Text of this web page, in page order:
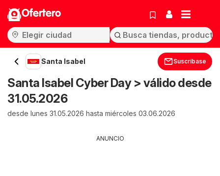
Ofertero
Santa Isabel Suscríbase
Santa Isabel Cyber Day > válido desde
31.05.2026
desde lunes 31.05.2026 hasta miércoles 03.06.2026
ANUNCIO